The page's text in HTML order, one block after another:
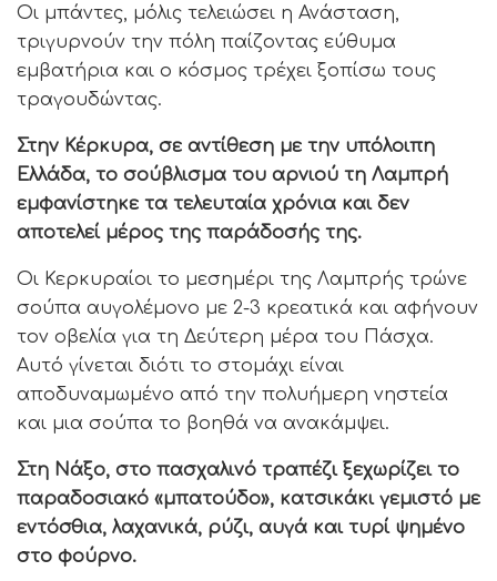
Οι μπάντες, μόλις τελειώσει η Ανάσταση,
τριγυρνούν την πόλη παίζοντας εύθυμα
εμβατήρια και ο κόσμος τρέχει ξοπίσω τους
τραγουδώντας.
Στην Κέρκυρα, σε αντίθεση με την υπόλοιπη
Ελλάδα, το σούβλισμα του αρνιού τη Λαμπρή
εμφανίστηκε τα τελευταία χρόνια και δεν
αποτελεί μέρος της παράδοσής της.
Οι Κερκυραίοι το μεσημέρι της Λαμπρής τρώνε
σούπα αυγολέμονο με 2-3 κρεατικά και αφήνουν
τον οβελία για τη Δεύτερη μέρα του Πάσχα.
Αυτό γίνεται διότι το στομάχι είναι
αποδυναμωμένο από την πολυήμερη νηστεία
και μια σούπα το βοηθά να ανακάμψει.
Στη Νάξο, στο πασχαλινό τραπέζι ξεχωρίζει το
παραδοσιακό «μπατούδο», κατσικάκι γεμιστό με
εντόσθια, λαχανικά, ρύζι, αυγά και τυρί ψημένο
στο φούρνο.